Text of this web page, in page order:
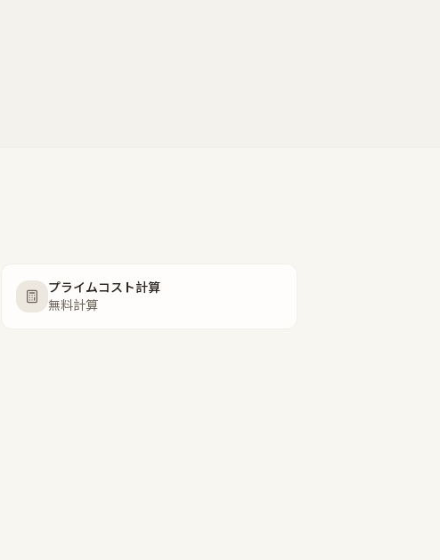
プライムコスト計算
無料計算